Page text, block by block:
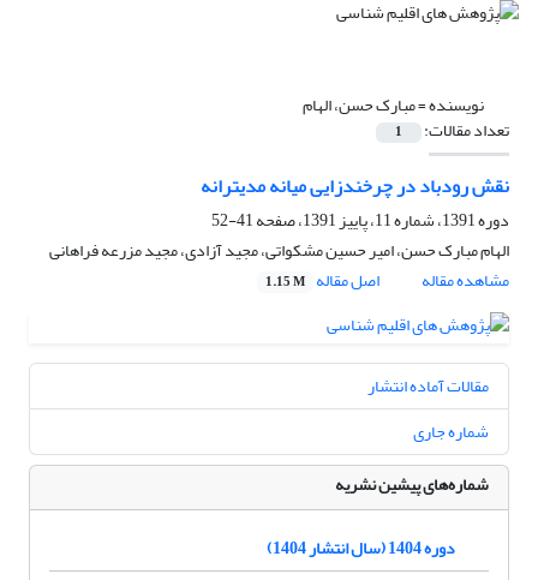
نویسنده =مبارک حسن، الهام
تعداد مقالات: 1
نقش رودباد در چرخندزایی میانه مدیترانه
دوره 1391، شماره 11، پاییز 1391، صفحه
41-52
الهام مبارک حسن، امیر حسین مشکواتی، مجید آزادی، مجید مزرعه فراهانی
مشاهده مقاله
اصل مقاله 1.15 M
مقالات آماده انتشار
شماره جاری
شماره‌های پیشین نشریه
دوره 1404 (سال انتشار 1404)